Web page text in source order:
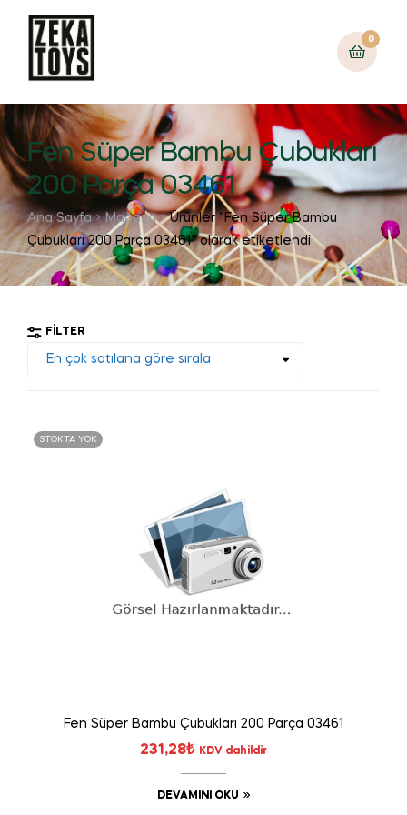
0
Fen Süper Bambu Çubukları
200 Parça 03461
Ana Sayfa Mağaza
Ürünler “Fen Süper Bambu
Çubukları 200 Parça 03461” olarak etiketlendi
FILTER
STOKTA YOK
Fen Süper Bambu Çubukları 200 Parça 03461
231,28₺ KDV dahildir
DEVAMINI OKU